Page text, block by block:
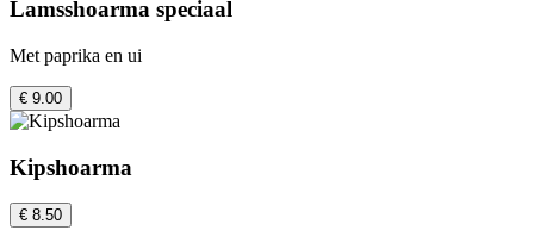
Lamsshoarma speciaal
Met paprika en ui
€ 9.00
Kipshoarma
€ 8.50